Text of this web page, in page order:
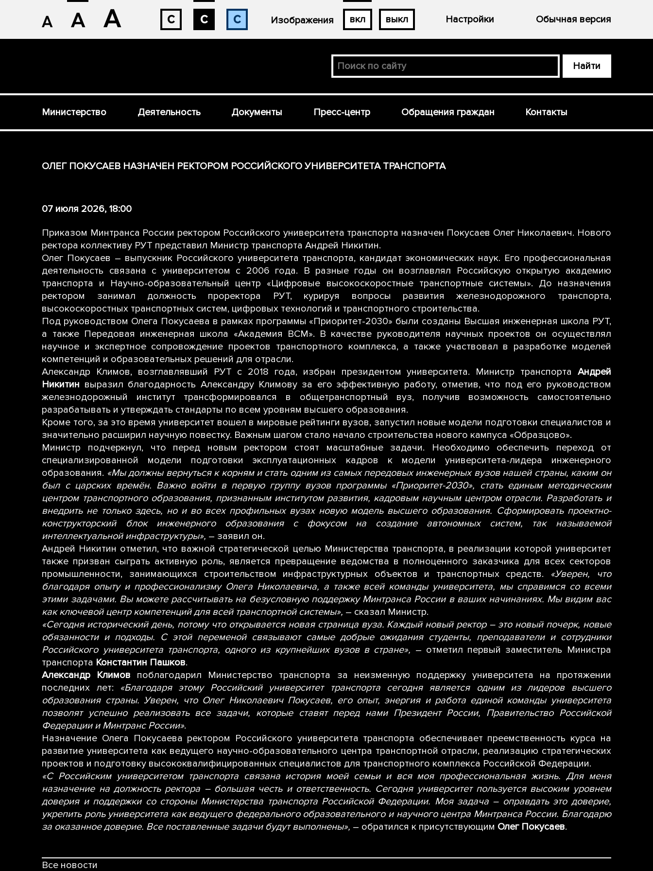
А А А с с с Изображения вкл выкл Настройки Обычная версия
Министерство Деятельность Документы Пресс-центр Обращения граждан Контакты
ОЛЕГ ПОКУСАЕВ НАЗНАЧЕН РЕКТОРОМ РОССИЙСКОГО УНИВЕРСИТЕТА ТРАНСПОРТА
07 июля 2026, 18:00
Приказом Минтранса России ректором Российского университета транспорта назначен Покусаев Олег Николаевич. Нового
ректора коллективу РУТ представил Министр транспорта Андрей Никитин.
Олег Покусаев – выпускник Российского университета транспорта, кандидат экономических наук. Его профессиональная
деятельность связана с университетом с 2006 года. В разные годы он возглавлял Российскую открытую академию
транспорта и Научно-образовательный центр «Цифровые высокоскоростные транспортные системы». До назначения
ректором занимал должность проректора РУТ, курируя вопросы развития железнодорожного транспорта,
высокоскоростных транспортных систем, цифровых технологий и транспортного строительства.
Под руководством Олега Покусаева в рамках программы «Приоритет-2030» были созданы Высшая инженерная школа РУТ,
а также Передовая инженерная школа «Академия ВСМ». В качестве руководителя научных проектов он осуществлял
научное и экспертное сопровождение проектов транспортного комплекса, а также участвовал в разработке моделей
компетенций и образовательных решений для отрасли.
Александр Климов, возглавлявший РУТ с 2018 года, избран президентом университета. Министр транспорта Андрей
Никитин выразил благодарность Александру Климову за его эффективную работу, отметив, что под его руководством
железнодорожный институт трансформировался в общетранспортный вуз, получив возможность самостоятельно
разрабатывать и утверждать стандарты по всем уровням высшего образования.
Кроме того, за это время университет вошел в мировые рейтинги вузов, запустил новые модели подготовки специалистов и
значительно расширил научную повестку. Важным шагом стало начало строительства нового кампуса «Образцово».
Министр подчеркнул, что перед новым ректором стоят масштабные задачи. Необходимо обеспечить переход от
специализированной модели подготовки эксплуатационных кадров к модели университета-лидера инженерного
образования. «Мы должны вернуться к корням и стать одним из самых передовых инженерных вузов нашей страны, каким он
был с царских времён. Важно войти в первую группу вузов программы «Приоритет-2030», стать единым методическим
центром транспортного образования, признанным институтом развития, кадровым научным центром отрасли. Разработать и
внедрить не только здесь, но и во всех профильных вузах новую модель высшего образования. Сформировать проектно-
конструкторский блок инженерного образования с фокусом на создание автономных систем, так называемой
интеллектуальной инфраструктуры», – заявил он.
Андрей Никитин отметил, что важной стратегической целью Министерства транспорта, в реализации которой университет
также призван сыграть активную роль, является превращение ведомства в полноценного заказчика для всех секторов
промышленности, занимающихся строительством инфраструктурных объектов и транспортных средств. «Уверен, что
благодаря опыту и профессионализму Олега Николаевича, а также всей команды университета, мы справимся со всеми
этими задачами. Вы можете рассчитывать на безусловную поддержку Минтранса России в ваших начинаниях. Мы видим вас
как ключевой центр компетенций для всей транспортной системы», – сказал Министр.
«Сегодня исторический день, потому что открывается новая страница вуза. Каждый новый ректор – это новый почерк, новые
обязанности и подходы. С этой переменой связывают самые добрые ожидания студенты, преподаватели и сотрудники
Российского университета транспорта, одного из крупнейших вузов в стране», – отметил первый заместитель Министра
транспорта Константин Пашков.
Александр Климов поблагодарил Министерство транспорта за неизменную поддержку университета на протяжении
последних лет: «Благодаря этому Российский университет транспорта сегодня является одним из лидеров высшего
образования страны. Уверен, что Олег Николаевич Покусаев, его опыт, энергия и работа единой команды университета
позволят успешно реализовать все задачи, которые ставят перед нами Президент России, Правительство Российской
Федерации и Минтранс России».
Назначение Олега Покусаева ректором Российского университета транспорта обеспечивает преемственность курса на
развитие университета как ведущего научно-образовательного центра транспортной отрасли, реализацию стратегических
проектов и подготовку высококвалифицированных специалистов для транспортного комплекса Российской Федерации.
«С Российским университетом транспорта связана история моей семьи и вся моя профессиональная жизнь. Для меня
назначение на должность ректора – большая честь и ответственность. Сегодня университет пользуется высоким уровнем
доверия и поддержки со стороны Министерства транспорта Российской Федерации. Моя задача – оправдать это доверие,
укрепить роль университета как ведущего федерального образовательного и научного центра Минтранса России. Благодарю
за оказанное доверие. Все поставленные задачи будут выполнены», – обратился к присутствующим Олег Покусаев.
Все новости